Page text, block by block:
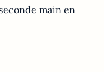
main en